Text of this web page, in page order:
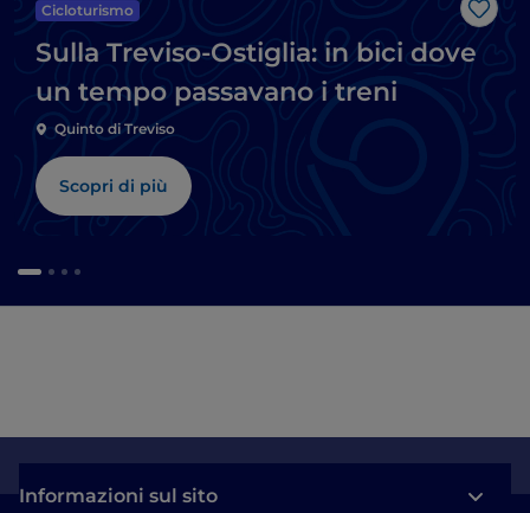
Like
Cicloturismo
Sulla Treviso-Ostiglia: in bici dove
un tempo passavano i treni
Quinto di Treviso
Scopri di più
Informazioni sul sito